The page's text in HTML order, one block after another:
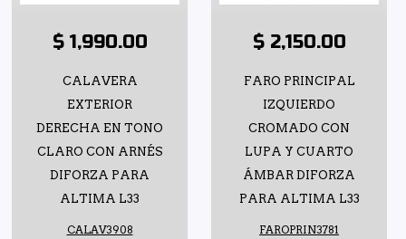
$ 1,990.00
CALAVERA
EXTERIOR
DERECHA EN TONO
CLARO CON ARNÉS
DIFORZA PARA
ALTIMA L33
CALAV3908
$ 2,150.00
FARO PRINCIPAL
IZQUIERDO
CROMADO CON
LUPA Y CUARTO
ÁMBAR DIFORZA
PARA ALTIMA L33
FAROPRIN3781